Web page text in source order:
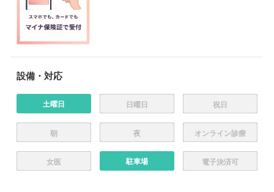
設備・対応
土曜日 日曜日 祝日
朝 夜 オンライン診療
女医 駐車場 電子決済可